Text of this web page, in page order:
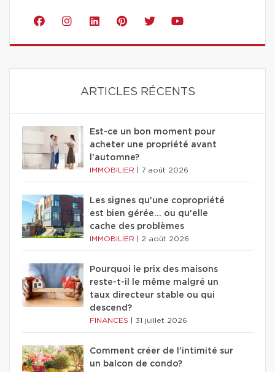
ARTICLES RÉCENTS
Est-ce un bon moment pour
acheter une propriété avant
l'automne?
IMMOBILIER 7 août 2026
Les signes qu'une copropriété
est bien gérée… ou qu'elle
cache des problèmes
IMMOBILIER 2 août 2026
Pourquoi le prix des maisons
reste-t-il le même malgré un
taux directeur stable ou qui
descend?
FINANCES 31 juillet 2026
Comment créer de l'intimité sur
un balcon de condo?